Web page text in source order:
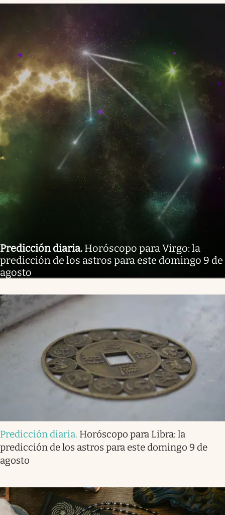
Predicción diaria. Horóscopo para Virgo: la
predicción de los astros para este domingo 9 de
agosto
Predicción diaria. Horóscopo para Libra: la
predicción de los astros para este domingo 9 de
agosto